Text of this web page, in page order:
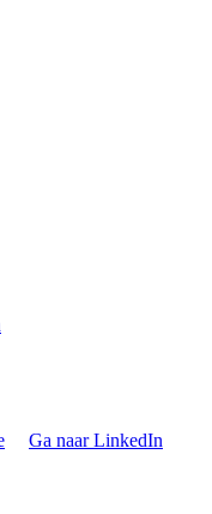
Ga naar LinkedIn